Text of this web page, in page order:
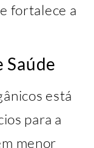
fortalece a
Saúde
está
para a
menor